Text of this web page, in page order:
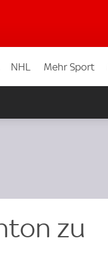
NHL Mehr Sport
zu